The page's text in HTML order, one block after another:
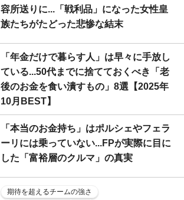
容所送りに...「戦利品」になった女性皇
族たちがたどった悲惨な結末
「年金だけで暮らす人」は早々に手放し
ている...50代までに捨てておくべき「老
後のお金を食い潰すもの」8選【2025年
10月BEST】
「本当のお金持ち」はポルシェやフェラ
ーリには乗っていない...FPが実際に目に
した「富裕層のクルマ」の真実
期待を超えるチームの強さ